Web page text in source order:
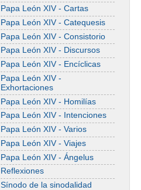
Papa León XIV - Cartas
Papa León XIV - Catequesis
Papa León XIV - Consistorio
Papa León XIV - Discursos
Papa León XIV - Encíclicas
Papa León XIV -
Exhortaciones
Papa León XIV - Homilías
Papa León XIV - Intenciones
Papa León XIV - Varios
Papa León XIV - Viajes
Papa León XIV - Ángelus
Reflexiones
Sínodo de la sinodalidad